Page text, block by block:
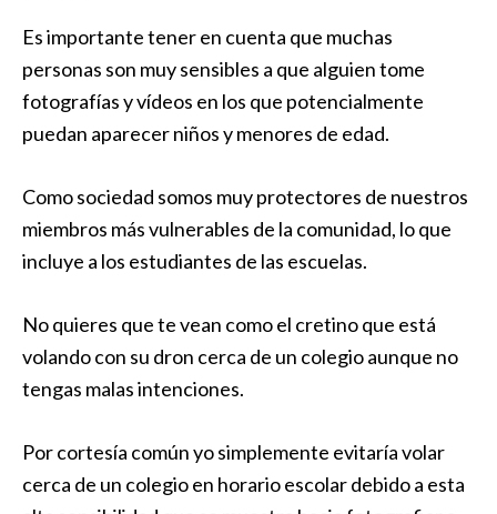
Es importante tener en cuenta que muchas
personas son muy sensibles a que alguien tome
fotografías y vídeos en los que potencialmente
puedan aparecer niños y menores de edad.
Como sociedad somos muy protectores de nuestros
miembros más vulnerables de la comunidad, lo que
incluye a los estudiantes de las escuelas.
No quieres que te vean como el cretino que está
volando con su dron cerca de un colegio aunque no
tengas malas intenciones.
Por cortesía común yo simplemente evitaría volar
cerca de un colegio en horario escolar debido a esta